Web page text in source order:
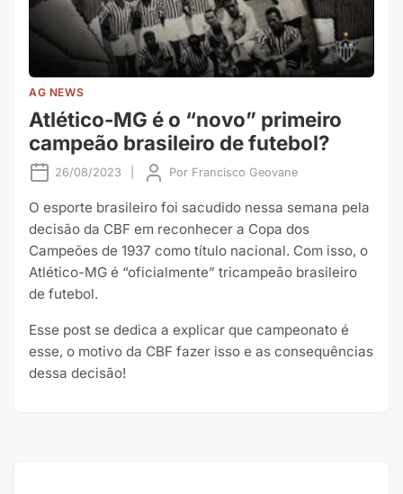
AG NEWS
Atlético-MG é o “novo” primeiro
campeão brasileiro de futebol?
26/08/2023 Por Francisco Geovane
O esporte brasileiro foi sacudido nessa semana pela
decisão da CBF em reconhecer a Copa dos
Campeões de 1937 como título nacional. Com isso, o
Atlético-MG é “oficialmente” tricampeão brasileiro
de futebol.
Esse post se dedica a explicar que campeonato é
esse, o motivo da CBF fazer isso e as consequências
dessa decisão!